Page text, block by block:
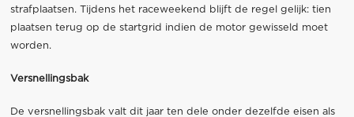
strafplaatsen. Tijdens het raceweekend blijft de regel gelijk: tien
plaatsen terug op de startgrid indien de motor gewisseld moet
worden.
Versnellingsbak
De versnellingsbak valt dit jaar ten dele onder dezelfde eisen als